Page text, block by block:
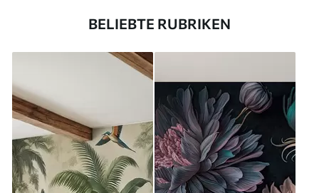
BELIEBTE RUBRIKEN